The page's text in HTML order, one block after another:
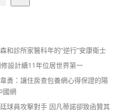
和診所家醫科年的“逆行”安康衛士
設計續11年位居世界第一
勇：讓住房查包養網心得保證的陽
國網
球員攻擊對手 因凡蒂諾卻致函贊其